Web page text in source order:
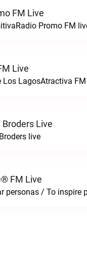
FM Live
Promo FM
Live
Los LagosAtractiva
Broders Live
live
FM Live
personas / To inspire